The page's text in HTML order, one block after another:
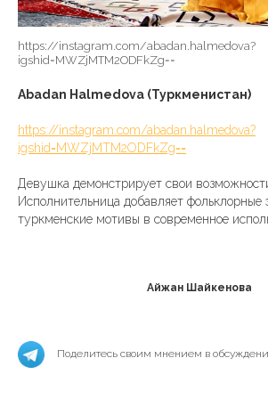
https://instagram.com/abadan.halmedova?
igshid=MWZjMTM2ODFkZg==
Abadan Halmedova (Туркменистан)
https://instagram.com/abadan.halmedova?
igshid=MWZjMTM2ODFkZg==
Девушка демонстрирует свои
Исполнительница добавляет фольклорные
туркменские мотивы в современное
Айжан Шайкенова
Поделитесь своим мнением в